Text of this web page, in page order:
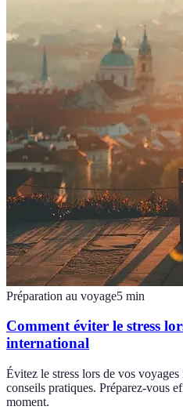
Préparation au voyage5 min
Comment éviter le stress
international
Évitez le stress lors de vos
conseils pratiques. Préparez-vous
moment.